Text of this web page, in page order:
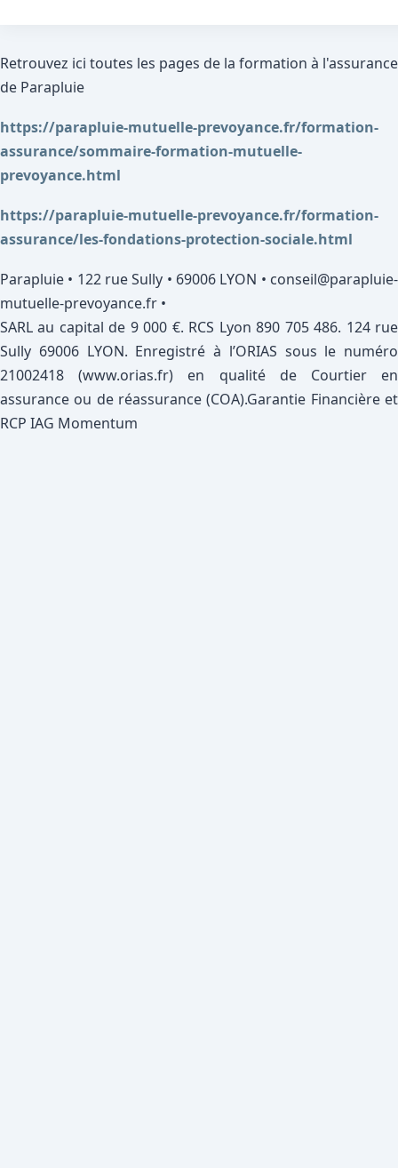
Retrouvez ici toutes les pages de la formation à l'assurance
de Parapluie
https://parapluie-mutuelle-prevoyance.fr/formation-
assurance/sommaire-formation-mutuelle-
prevoyance.html
https://parapluie-mutuelle-prevoyance.fr/formation-
assurance/les-fondations-protection-sociale.html
Parapluie • 122 rue Sully • 69006 LYON • conseil@parapluie-
mutuelle-prevoyance.fr •
SARL au capital de 9 000 €. RCS Lyon 890 705 486. 124 rue
Sully 69006 LYON. Enregistré à l’ORIAS sous le numéro
21002418 (www.orias.fr) en qualité de Courtier en
assurance ou de réassurance (COA).Garantie Financière et
RCP IAG Momentum